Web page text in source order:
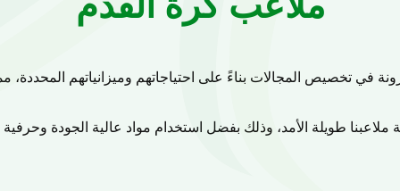
ملاعب كرة القدم
متعددة الأغراض لتناسب مجموعة متنوعة من الأنشطة الرياضية
والمزيد. تضمن ساحة اللعب القابلة للتكيف أن المكان الخاص
متنوعة من الأحداث والأنشطة.